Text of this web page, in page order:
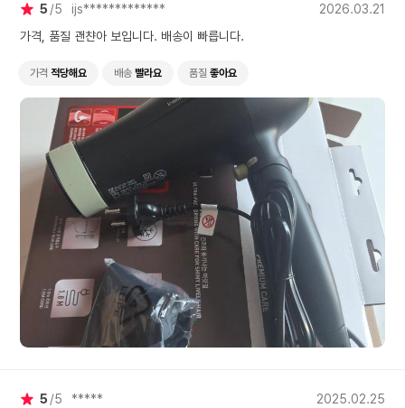
5 5 ijs*************
2026.03.21
가격, 품질 괜챤아 보입니다. 배송이 빠릅니다.
가격 적당해요 배송 빨라요 품질 좋아요
5 5 *****
2025.02.25